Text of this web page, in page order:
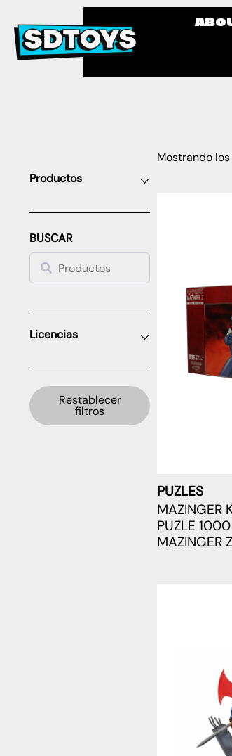
Productos
BUSCAR
Licencias
Restablecer
filtros
Mostrando
PUZLES
MAZINGER
PUZLE 1000
MAZINGER Z